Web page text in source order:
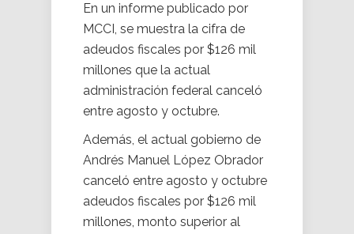
En un informe publicado por
MCCI, se muestra la cifra de
adeudos fiscales por $126 mil
millones que la actual
administración federal canceló
entre agosto y octubre.
Además, el actual gobierno de
Andrés Manuel López Obrador
canceló entre agosto y octubre
adeudos fiscales por $126 mil
millones, monto superior al